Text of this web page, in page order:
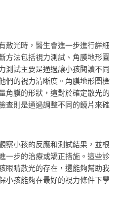
散光時，醫生會進一步進行詳細
方法包括視力測試、角膜地形圖
測試主要是通過讓小孩閱讀不同
們的視力清晰度。角膜地形圖檢
角膜的形狀，這對於確定散光的
查則是通過調整不同的鏡片來確
察小孩的反應和測試結果，並根
一步的治療或矯正措施。這些診
眼睛散光的存在，還能夠幫助我
小孩能夠在最好的視力條件下學